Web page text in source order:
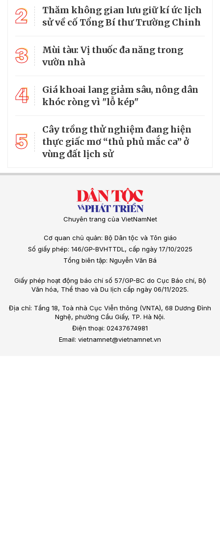
2
Thăm không gian lưu giữ kí ức lịch
sử về cố Tổng Bí thư Trường Chinh
3
Mùi tàu: Vị thuốc đa năng trong
vườn nhà
4
Giá khoai lang giảm sâu, nông dân
khóc ròng vì "lỗ kép"
5
Cây trồng thử nghiệm đang hiện
thực giấc mơ “thủ phủ mắc ca” ở
vùng đất lịch sử
Chuyên trang của VietNamNet
Cơ quan chủ quản: Bộ Dân tộc và Tôn giáo
Số giấy phép: 146/GP-BVHTTDL, cấp ngày 17/10/2025
Tổng biên tập: Nguyễn Văn Bá
Giấy phép hoạt động báo chí số 57/GP-BC do Cục Báo chí, Bộ
Văn hóa, Thể thao và Du lịch cấp ngày 06/11/2025.
Địa chỉ: Tầng 18, Toà nhà Cục Viễn thông (VNTA), 68 Dương Đình
Nghệ, phường Cầu Giấy, TP. Hà Nội.
Điện thoại: 02437674981
Email: vietnamnet@vietnamnet.vn